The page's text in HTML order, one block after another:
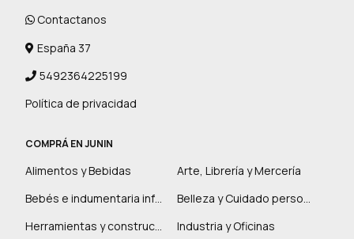
Contactanos
España 37
5492364225199
Política de privacidad
COMPRÁ EN JUNIN
Alimentos y Bebidas
Arte, Librería y Mercería
Bebés e indumentaria infantil
Belleza y Cuidado personal
Herramientas y construcción
Industria y Oficinas